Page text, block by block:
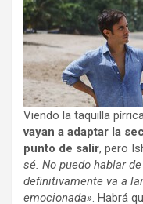
Viendo la taquilla
vayan a adaptar la
punto de salir, pero
sé. No puedo hablar
definitivamente va a
emocionada». Habrá